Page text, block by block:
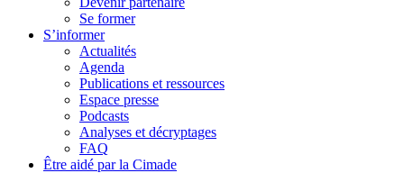
Se former
S’informer
Actualités
Agenda
Publications et ressources
Espace presse
Podcasts
Analyses et décryptages
FAQ
Être aidé par la Cimade